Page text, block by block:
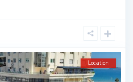
Location